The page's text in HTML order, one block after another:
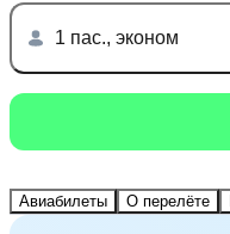
1 пас., эконом
Авиабилеты О перелёте